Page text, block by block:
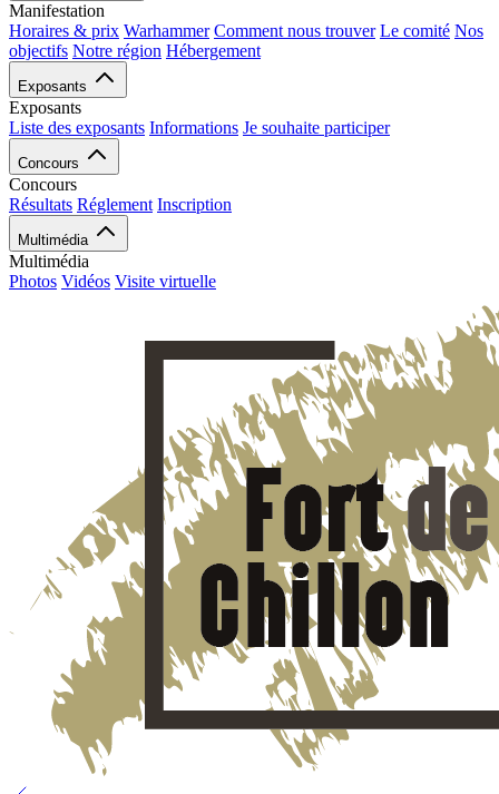
Manifestation
Horaires & prix Warhammer Comment nous trouver Le comité Nos
objectifs Notre région Hébergement
Exposants
Exposants
Liste des exposants Informations Je souhaite participer
Concours
Concours
Résultats Réglement Inscription
Multimédia
Multimédia
Photos Vidéos Visite virtuelle